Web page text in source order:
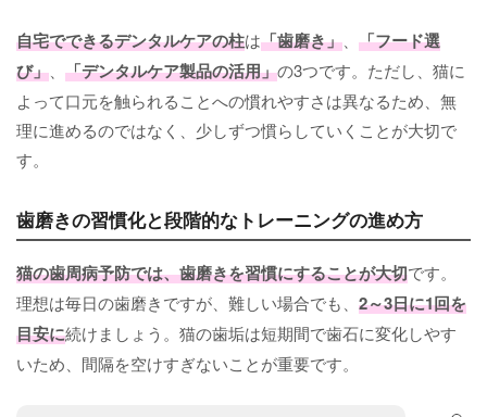
自宅でできるデンタルケアの柱は「歯磨き」
「フード選
び」
「デンタルケア製品の活用」の3つです。ただし、猫に
よって口元を触られることへの慣れやすさは異なるため、無
理に進めるのではなく、少しずつ慣らしていくことが大切で
す。
歯磨きの習慣化と段階的なトレーニングの進め方
猫の歯周病予防では、歯磨きを習慣にすることが大切です。
理想は毎日の歯磨きですが、難しい場合でも、 2～3日に1回を
目安に続けましょう。猫の歯垢は短期間で歯石に変化しやす
いため、間隔を空けすぎないことが重要です。